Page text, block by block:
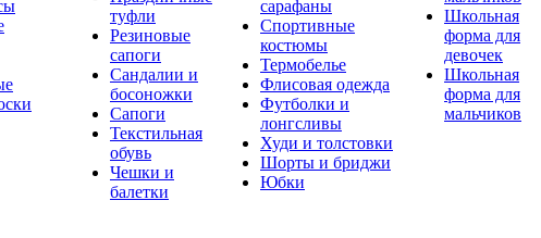
туфли
Резиновые
сапоги
Сандалии и
босоножки
Сапоги
Текстильная
обувь
Чешки и
балетки
сарафаны
Спортивные
костюмы
Термобелье
Флисовая одежда
Футболки и
лонгсливы
Худи и толстовки
Шорты и бриджи
Юбки
Школьная
форма для
девочек
Школьная
форма для
мальчиков